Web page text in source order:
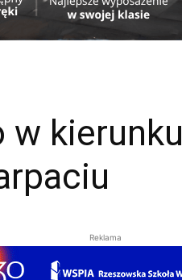
w kierunku
Reklama